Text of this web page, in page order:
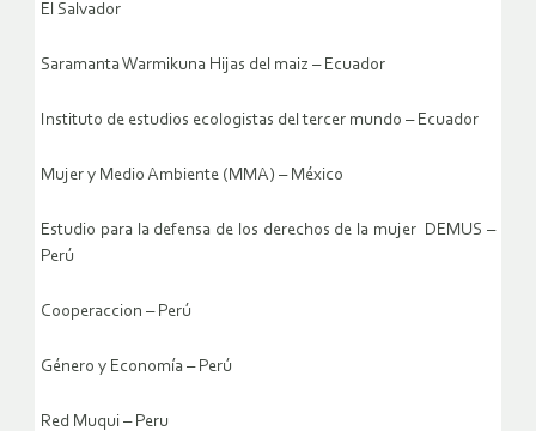
El Salvador
Saramanta Warmikuna Hijas del maiz – Ecuador
Instituto de estudios ecologistas del tercer mundo – Ecuador
Mujer y Medio Ambiente (MMA) – México
Estudio para la defensa de los derechos de la mujer DEMUS –
Perú
Cooperaccion – Perú
Género y Economía – Perú
Red Muqui – Peru